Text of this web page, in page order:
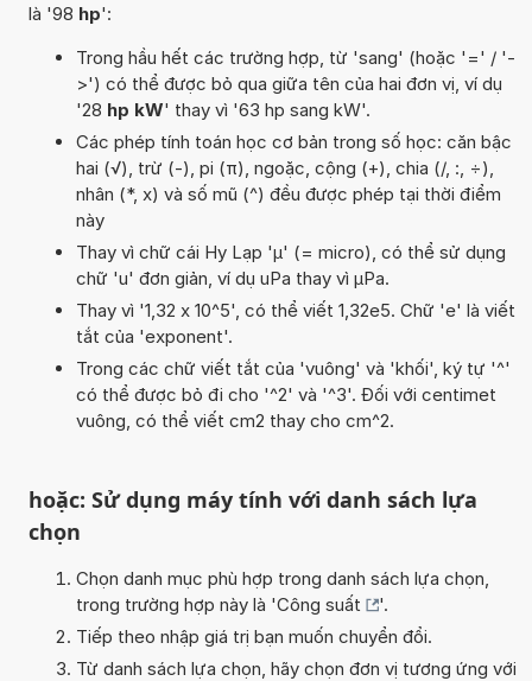
là '98 hp':
Trong hầu hết các trường hợp, từ 'sang' (hoặc '=' / '-
>') có thể được bỏ qua giữa tên của hai đơn vị, ví dụ
'28 hp kW' thay vì '63 hp sang kW'.
Các phép tính toán học cơ bản trong số học: căn bậc
hai (√), trừ (-), pi (π), ngoặc, cộng (+), chia (/, :, ÷),
nhân (*, x) và số mũ (^) đều được phép tại thời điểm
này
Thay vì chữ cái Hy Lạp 'µ' (= micro), có thể sử dụng
chữ 'u' đơn giản, ví dụ uPa thay vì µPa.
Thay vì '1,32 x 10^5', có thể viết 1,32e5. Chữ 'e' là viết
tắt của 'exponent'.
Trong các chữ viết tắt của 'vuông' và 'khối', ký tự '^'
có thể được bỏ đi cho '^2' và '^3'. Đối với centimet
vuông, có thể viết cm2 thay cho cm^2.
hoặc: Sử dụng máy tính với danh sách lựa
chọn
Chọn danh mục phù hợp trong danh sách lựa chọn,
trong trường hợp này là 'Công suất
'.
Tiếp theo nhập giá trị bạn muốn chuyển đổi.
Từ danh sách lựa chọn, hãy chọn đơn vị tương ứng với